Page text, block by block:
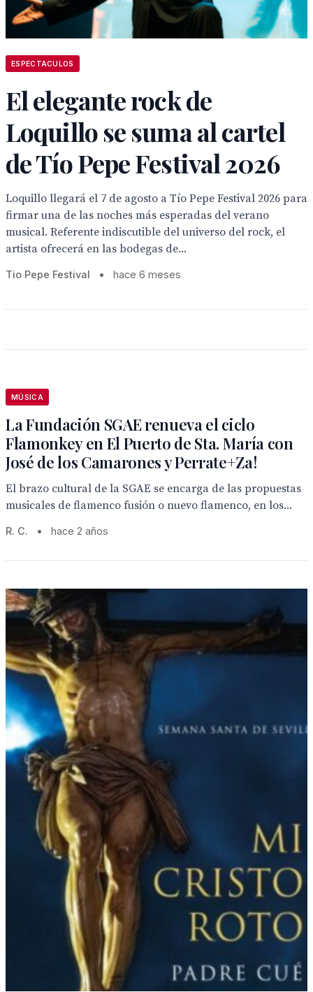
ESPECTACULOS
El elegante rock de
Loquillo se suma al cartel
de Tío Pepe Festival 2026
Loquillo llegará el 7 de agosto a Tío Pepe Festival 2026 para
firmar una de las noches más esperadas del verano
musical. Referente indiscutible del universo del rock, el
artista ofrecerá en las bodegas de...
Tio Pepe Festival • hace 6 meses
MÚSICA
La Fundación SGAE renueva el ciclo
Flamonkey en El Puerto de Sta. María con
José de los Camarones y Perrate+Za!
El brazo cultural de la SGAE se encarga de las propuestas
musicales de flamenco fusión o nuevo flamenco, en los...
R. C. • hace 2 años